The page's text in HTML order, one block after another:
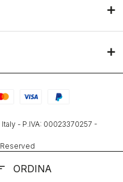
ORDINA
- P.IVA: 00023370257 -